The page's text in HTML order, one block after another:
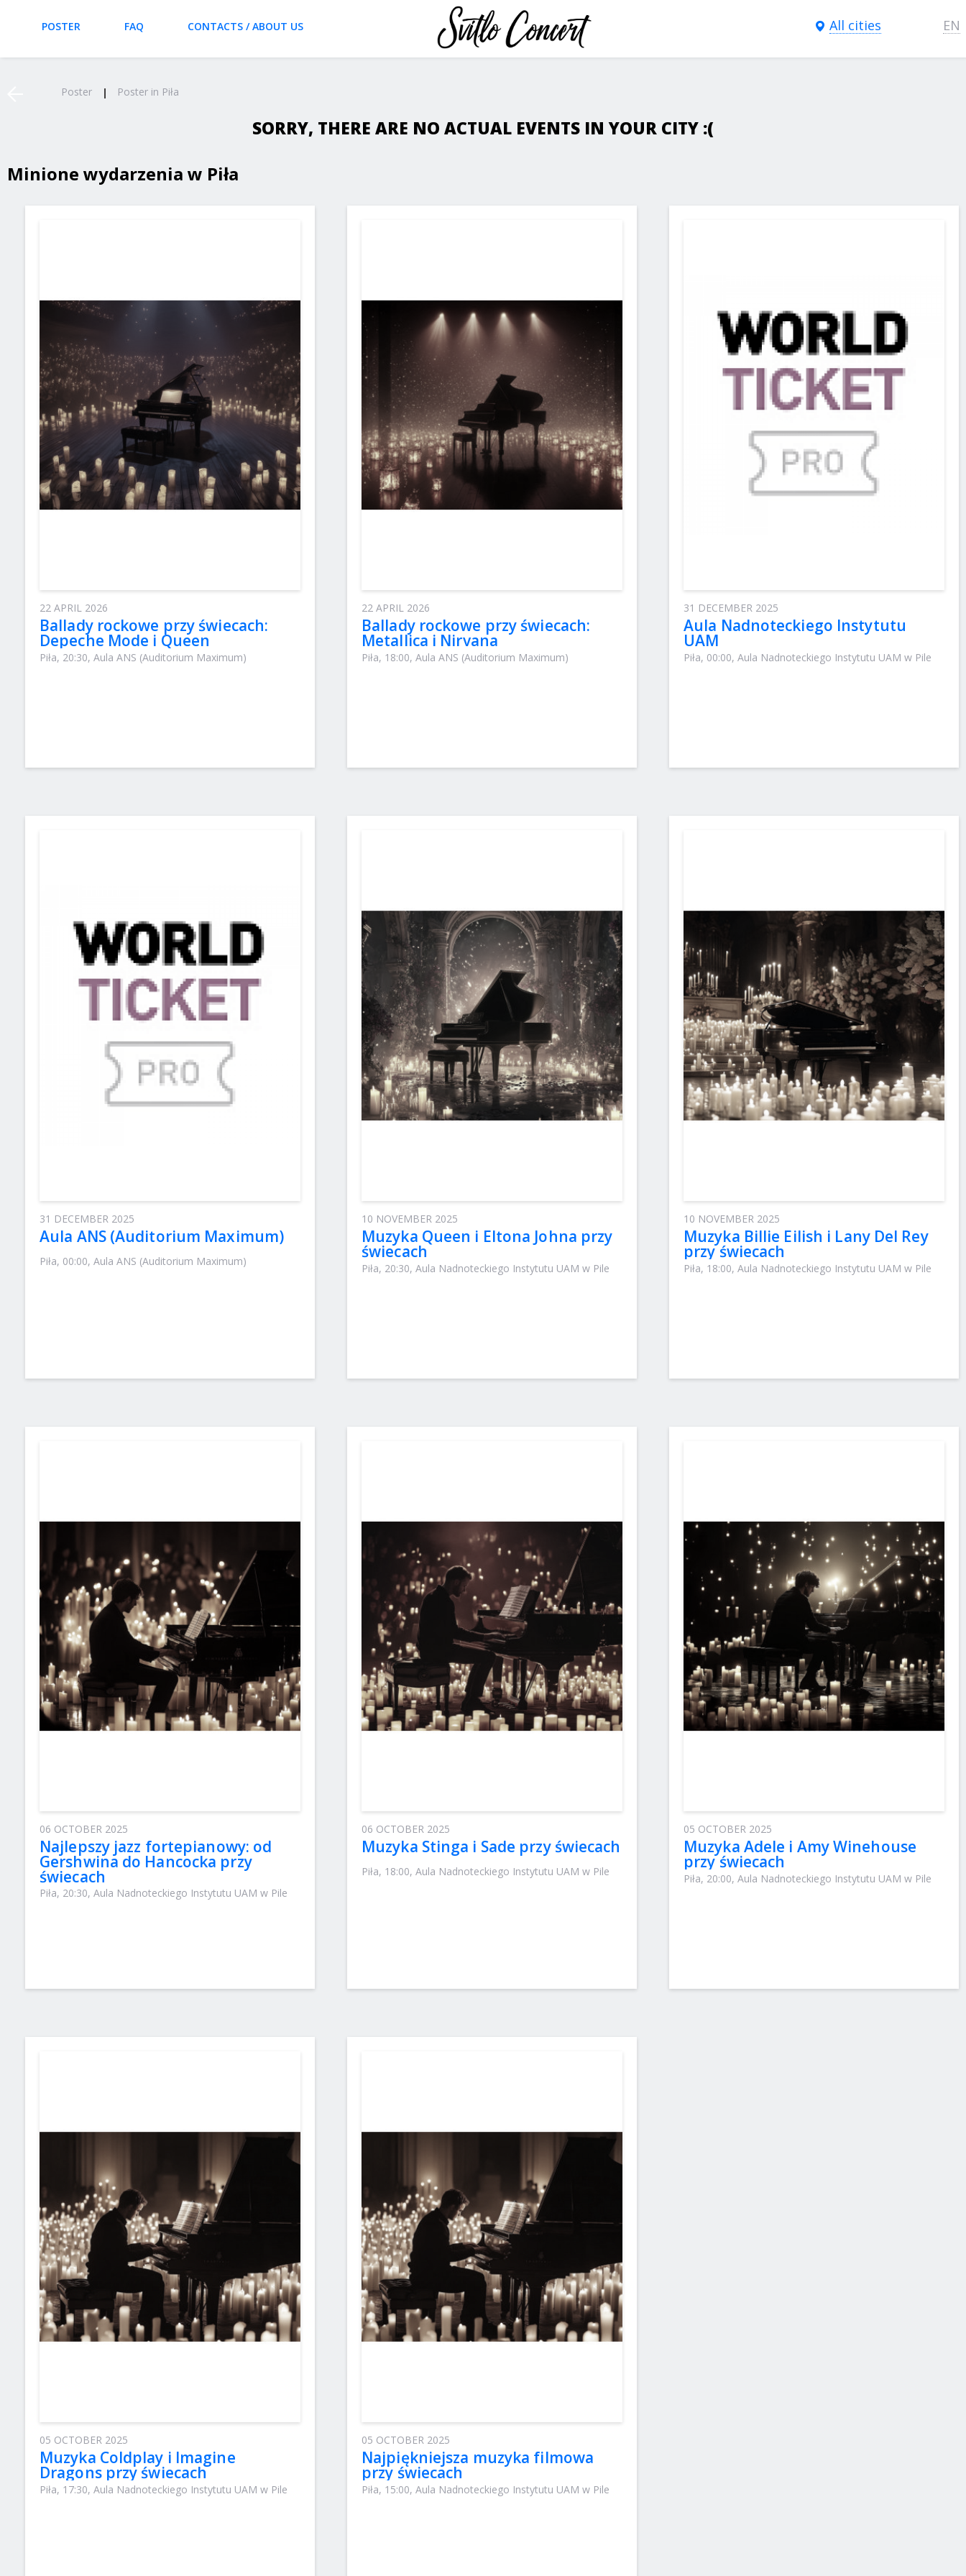
POSTER FAQ CONTACTS / ABOUT US All cities EN
Poster Poster in Piła
SORRY, THERE ARE NO ACTUAL EVENTS IN YOUR CITY :(
Minione wydarzenia w Piła
22 APRIL 2026
Ballady rockowe przy świecach:
Depeche Mode i Queen
Piła, 20:30, Aula ANS (Auditorium Maximum)
22 APRIL 2026
Ballady rockowe przy świecach:
Metallica i Nirvana
Piła, 18:00, Aula ANS (Auditorium Maximum)
31 DECEMBER 2025
Aula Nadnoteckiego Instytutu
UAM
Piła, 00:00, Aula Nadnoteckiego Instytutu UAM w Pile
31 DECEMBER 2025
Aula ANS (Auditorium Maximum)
Piła, 00:00, Aula ANS (Auditorium Maximum)
10 NOVEMBER 2025
Muzyka Queen i Eltona Johna przy
świecach
Piła, 20:30, Aula Nadnoteckiego Instytutu UAM w Pile
10 NOVEMBER 2025
Muzyka Billie Eilish i Lany Del Rey
przy świecach
Piła, 18:00, Aula Nadnoteckiego Instytutu UAM w Pile
06 OCTOBER 2025
Najlepszy jazz fortepianowy: od
Gershwina do Hancocka przy
świecach
Piła, 20:30, Aula Nadnoteckiego Instytutu UAM w Pile
06 OCTOBER 2025
Muzyka Stinga i Sade przy świecach
Piła, 18:00, Aula Nadnoteckiego Instytutu UAM w Pile
05 OCTOBER 2025
Muzyka Adele i Amy Winehouse
przy świecach
Piła, 20:00, Aula Nadnoteckiego Instytutu UAM w Pile
05 OCTOBER 2025
Muzyka Coldplay i Imagine
Dragons przy świecach
Piła, 17:30, Aula Nadnoteckiego Instytutu UAM w Pile
05 OCTOBER 2025
Najpiękniejsza muzyka filmowa
przy świecach
Piła, 15:00, Aula Nadnoteckiego Instytutu UAM w Pile